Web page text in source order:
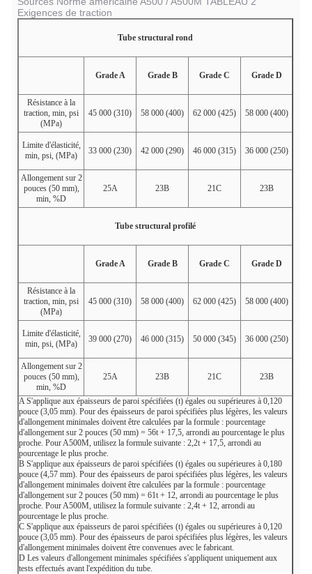
Exigences de traction
Tube structural rond
Grade A Grade B Grade C Grade D
Résistance à la
traction, min, psi
(MPa)
45 000 (310) 58 000 (400) 62 000 (425) 58 000 (400)
Limite d'élasticité,
min, psi, (MPa)
33 000 (230) 42 000 (290) 46 000 (315) 36 000 (250)
Allongement sur 2
pouces (50 mm),
min, %D
25A 23B 21C 23B
Tube structural profilé
Grade A Grade B Grade C Grade D
Résistance à la
traction, min, psi
(MPa)
45 000 (310) 58 000 (400) 62 000 (425) 58 000 (400)
Limite d'élasticité,
min, psi, (MPa)
39 000 (270) 46 000 (315) 50 000 (345) 36 000 (250)
Allongement sur 2
pouces (50 mm),
min, %D
25A 23B 21C 23B
A S'applique aux épaisseurs de paroi spécifiées (t) égales ou supérieures à 0,120
pouce (3,05 mm). Pour des épaisseurs de paroi spécifiées plus légères, les valeurs
d'allongement minimales doivent être calculées par la formule : pourcentage
d'allongement sur 2 pouces (50 mm) = 56t + 17,5, arrondi au pourcentage le plus
proche. Pour A500M, utilisez la formule suivante : 2,2t + 17,5, arrondi au
pourcentage le plus proche.
B S'applique aux épaisseurs de paroi spécifiées (t) égales ou supérieures à 0,180
pouce (4,57 mm). Pour des épaisseurs de paroi spécifiées plus légères, les valeurs
d'allongement minimales doivent être calculées par la formule : pourcentage
d'allongement sur 2 pouces (50 mm) = 61t + 12, arrondi au pourcentage le plus
proche. Pour A500M, utilisez la formule suivante : 2,4t + 12, arrondi au
pourcentage le plus proche.
C S'applique aux épaisseurs de paroi spécifiées (t) égales ou supérieures à 0,120
pouce (3,05 mm). Pour des épaisseurs de paroi spécifiées plus légères, les valeurs
d'allongement minimales doivent être convenues avec le fabricant.
D Les valeurs d'allongement minimales spécifiées s'appliquent uniquement aux
tests effectués avant l'expédition du tube.